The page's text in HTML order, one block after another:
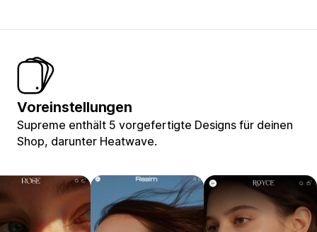
Voreinstellungen
Supreme enthält 5 vorgefertigte Designs für deinen
Shop, darunter Heatwave.